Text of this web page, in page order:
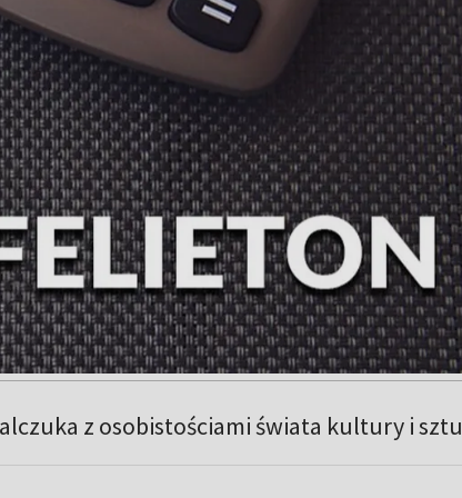
z osobistościami świata kultury i